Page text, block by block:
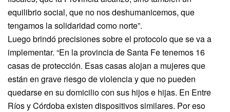
equilibrio social, que no nos deshumanicemos, que
tengamos la solidaridad como norte”.
Luego brindó precisiones sobre el protocolo que se va a
implementar. “En la provincia de Santa Fe tenemos 16
casas de protección. Esas casas alojan a mujeres que
están en grave riesgo de violencia y que no pueden
quedarse en su domicilio con sus hijos e hijas. En Entre
Ríos y Córdoba existen dispositivos similares. Por eso